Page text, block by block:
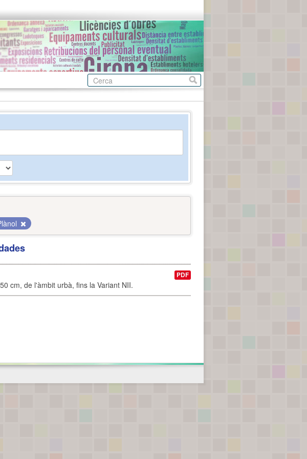
cm, de l'àmbit urbà, fins la Variant NII.
PDF